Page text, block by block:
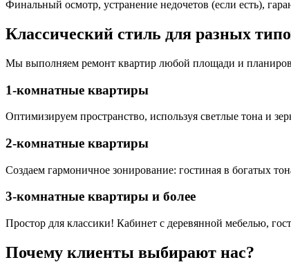
Финальный осмотр, устранение недочетов (если есть),
Классический стиль для разных
Мы выполняем ремонт квартир любой площади и
1-комнатные квартиры
Оптимизируем пространство, используя светлые тона и
2-комнатные квартиры
Создаем гармоничное зонирование: гостиная в богатых
3-комнатные квартиры и более
Простор для классики! Кабинет с деревянной мебелью,
Почему клиенты выбирают нас?